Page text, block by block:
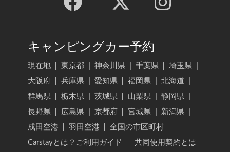
キャンピングカー予約
現在地 東京都 神奈川県 千葉県 埼玉県
大阪府
兵庫県 愛知県 福岡県 北海道
群馬県
栃木県 茨城県 山梨県 静岡県
長野県
広島県 京都府 宮城県 新潟県
成田空港
羽田空港
全国の市区町村
Carstayとは？ご利用ガイド
共同使用契約とは